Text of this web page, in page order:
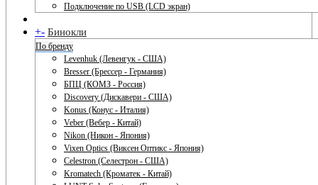
Подключение по USB (LCD экран)
+- Бинокли
По бренду
Levenhuk (Левенгук - США)
Bresser (Брессер - Германия)
БПЦ (КОМЗ - Россия)
Discovery (Дискавери - США)
Konus (Конус - Италия)
Veber (Вебер - Китай)
Nikon (Никон - Япония)
Vixen Optics (Виксен Оптикс - Япония)
Celestron (Селестрон - США)
Kromatech (Кроматек - Китай)